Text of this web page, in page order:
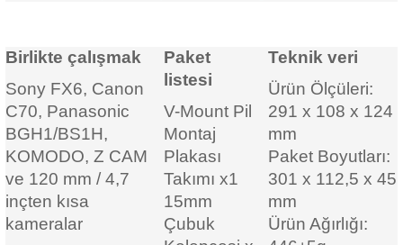
Birlikte çalışmak
Sony FX6, Canon
C70, Panasonic
BGH1/BS1H,
KOMODO, Z CAM
ve 120 mm / 4,7
inçten kısa
kameralar
Paket
listesi
V-Mount Pil
Montaj
Plakası
Takımı x1
15mm
Çubuk
Teknik veri
Ürün Ölçüleri:
291 x 108 x 124
mm
Paket Boyutları:
301 x 112,5 x 45
mm
Ürün Ağırlığı: